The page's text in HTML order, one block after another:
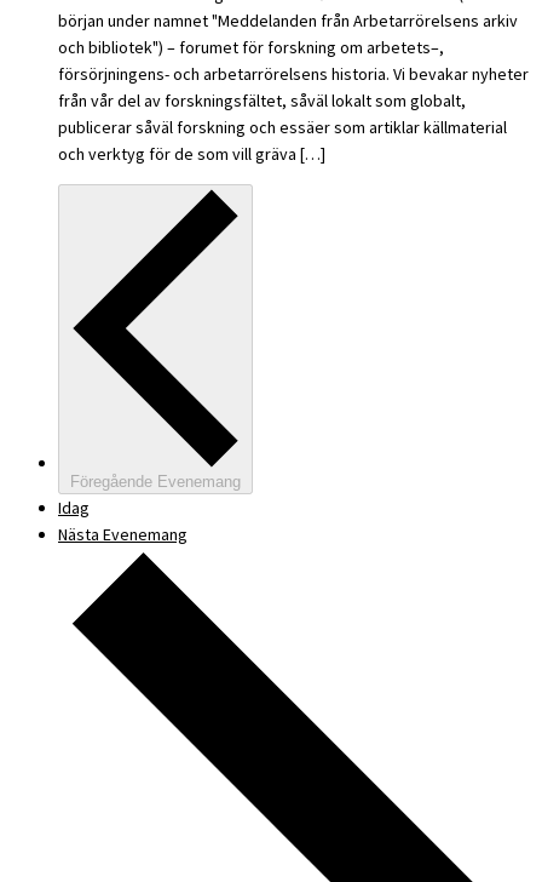
början under namnet "Meddelanden från Arbetarrörelsens arkiv
och bibliotek") – forumet för forskning om arbetets–,
försörjningens- och arbetarrörelsens historia. Vi bevakar nyheter
från vår del av forskningsfältet, såväl lokalt som globalt,
publicerar såväl forskning och essäer som artiklar källmaterial
och verktyg för de som vill gräva […]
Föregående Evenemang
Idag
Nästa Evenemang